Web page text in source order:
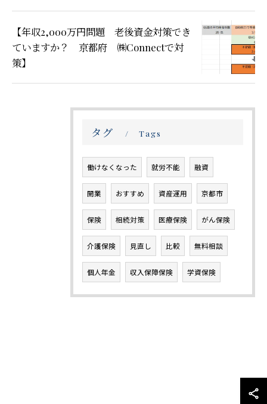
【年収2,000万円問題 老後資金対策でき
ていますか？ 京都府 ㈱Connectで対
策】
タグ Tags
働けなくなった 就労不能 融資
開業 おすすめ 資産運用 京都市
保険 相続対策 医療保険 がん保険
介護保険 見直し 比較 無料相談
個人年金 収入保障保険 学資保険